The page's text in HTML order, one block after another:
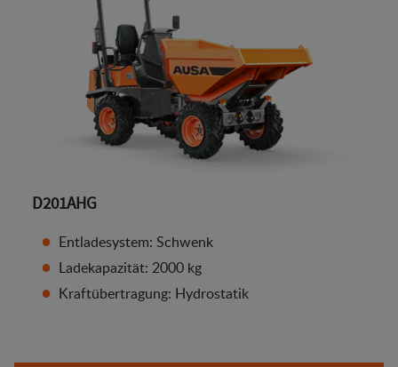
D201AHG
Entladesystem: Schwenk
Ladekapazität: 2000 kg
Kraftübertragung: Hydrostatik